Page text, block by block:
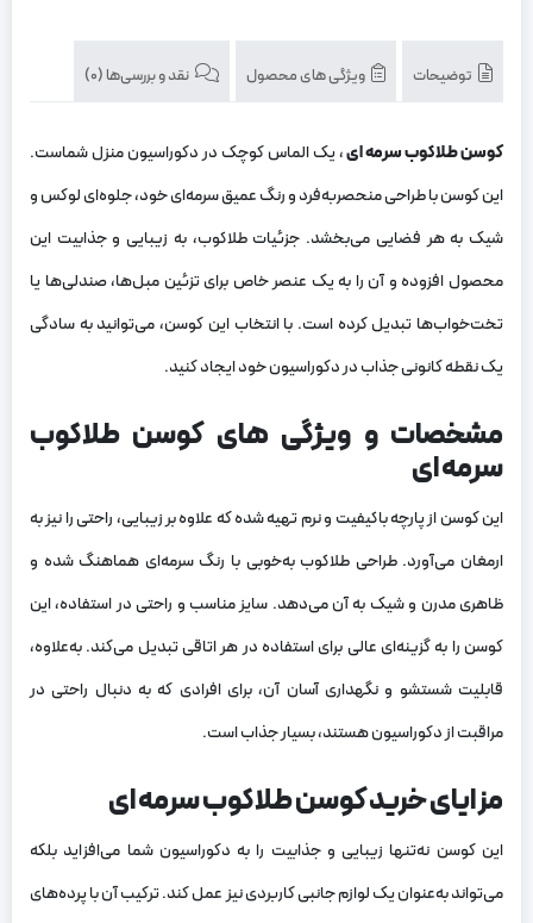
توضیحات ویژگی های محصول نقد و بررسی‌ها (0)
کوسن طلاکوب سرمه‌ ای، یک الماس کوچک در دکوراسیون منزل شماست.
این کوسن با طراحی منحصربه‌فرد و رنگ عمیق سرمه‌ای خود، جلوه‌ای لوکس و
شیک به هر فضایی می‌بخشد. جزئیات طلاکوب، به زیبایی و جذابیت این
محصول افزوده و آن را به یک عنصر خاص برای تزئین مبل‌ها، صندلی‌ها یا
تخت‌خواب‌ها تبدیل کرده است. با انتخاب این کوسن، می‌توانید به سادگی
یک نقطه کانونی جذاب در دکوراسیون خود ایجاد کنید.
مشخصات و ویژگی‌ های کوسن طلاکوب
سرمه‌ ای
این کوسن از پارچه باکیفیت و نرم تهیه شده که علاوه بر زیبایی، راحتی را نیز به
ارمغان می‌آورد. طراحی طلاکوب به‌خوبی با رنگ سرمه‌ای هماهنگ شده و
ظاهری مدرن و شیک به آن می‌دهد. سایز مناسب و راحتی در استفاده، این
کوسن را به گزینه‌ای عالی برای استفاده در هر اتاقی تبدیل می‌کند. به‌علاوه،
قابلیت شستشو و نگهداری آسان آن، برای افرادی که به دنبال راحتی در
مراقبت از دکوراسیون هستند، بسیار جذاب است.
مزایای خرید کوسن طلاکوب سرمه‌ ای
این کوسن نه‌تنها زیبایی و جذابیت را به دکوراسیون شما می‌افزاید بلکه
می‌تواند به‌عنوان یک لوازم جانبی کاربردی نیز عمل کند. ترکیب آن با پرده‌های